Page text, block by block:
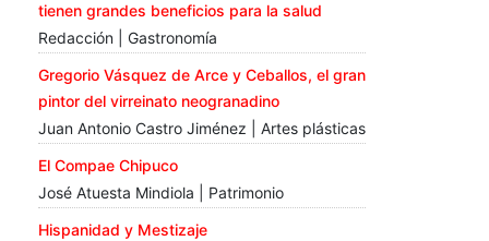
tienen grandes beneficios para la salud
Redacción | Gastronomía
Gregorio Vásquez de Arce y Ceballos, el gran
pintor del virreinato neogranadino
Juan Antonio Castro Jiménez | Artes plásticas
El Compae Chipuco
José Atuesta Mindiola | Patrimonio
Hispanidad y Mestizaje